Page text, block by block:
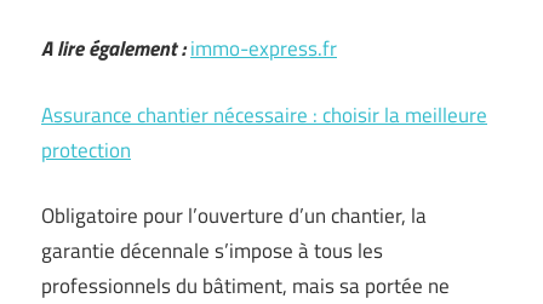
A lire également :immo-express.fr
Assurance chantier nécessaire : choisir la meilleure
protection
Obligatoire pour l’ouverture d’un chantier, la
garantie décennale s’impose à tous les
professionnels du bâtiment, mais sa portée ne